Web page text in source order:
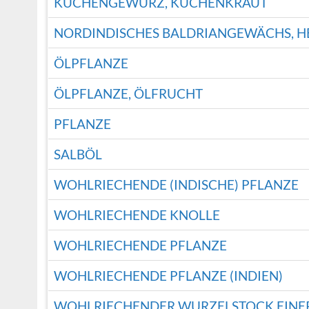
NORDINDISCHES BALDRIANGEWÄCHS,
ÖLPFLANZE
ÖLPFLANZE, ÖLFRUCHT
PFLANZE
SALBÖL
WOHLRIECHENDE (INDISCHE) PFLANZE
WOHLRIECHENDE KNOLLE
WOHLRIECHENDE PFLANZE
WOHLRIECHENDE PFLANZE (INDIEN)
WOHLRIECHENDER WURZELSTOCK